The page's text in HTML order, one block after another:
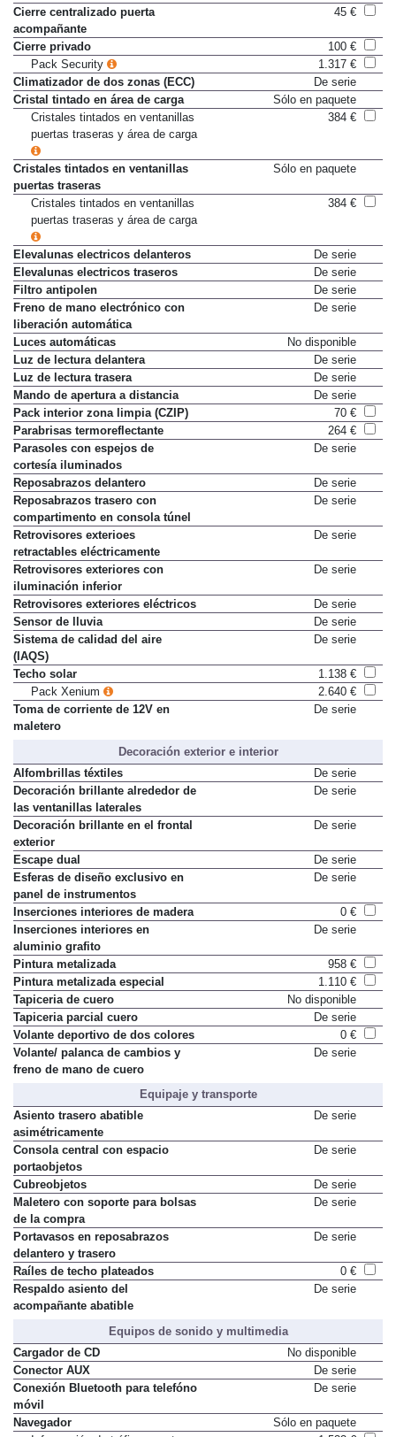
Cierre centralizado puerta
acompañante
45 €
Cierre privado
100 €
Pack Security
1.317 €
Climatizador de dos zonas (ECC)
De serie
Cristal tintado en área de carga
Sólo en paquete
Cristales tintados en ventanillas
puertas traseras y área de carga
384 €
Cristales tintados en ventanillas
puertas traseras
Sólo en paquete
Cristales tintados en ventanillas
puertas traseras y área de carga
384 €
Elevalunas electricos delanteros
De serie
Elevalunas electricos traseros
De serie
Filtro antipolen
De serie
Freno de mano electrónico con
liberación automática
De serie
Luces automáticas
No disponible
Luz de lectura delantera
De serie
Luz de lectura trasera
De serie
Mando de apertura a distancia
De serie
Pack interior zona limpia (CZIP)
70 €
Parabrisas termoreflectante
264 €
Parasoles con espejos de
cortesía iluminados
De serie
Reposabrazos delantero
De serie
Reposabrazos trasero con
compartimento en consola túnel
De serie
Retrovisores exterioes
retractables eléctricamente
De serie
Retrovisores exteriores con
iluminación inferior
De serie
Retrovisores exteriores eléctricos
De serie
Sensor de lluvia
De serie
Sistema de calidad del aire
(IAQS)
De serie
Techo solar
1.138 €
Pack Xenium
2.640 €
Toma de corriente de 12V en
maletero
De serie
Decoración exterior e interior
Alfombrillas téxtiles
De serie
Decoración brillante alrededor de
las ventanillas laterales
De serie
Decoración brillante en el frontal
exterior
De serie
Escape dual
De serie
Esferas de diseño exclusivo en
panel de instrumentos
De serie
Inserciones interiores de madera
0 €
Inserciones interiores en
aluminio grafito
De serie
Pintura metalizada
958 €
Pintura metalizada especial
1.110 €
Tapiceria de cuero
No disponible
Tapiceria parcial cuero
De serie
Volante deportivo de dos colores
0 €
Volante/ palanca de cambios y
freno de mano de cuero
De serie
Equipaje y transporte
Asiento trasero abatible
asimétricamente
De serie
Consola central con espacio
portaobjetos
De serie
Cubreobjetos
De serie
Maletero con soporte para bolsas
de la compra
De serie
Portavasos en reposabrazos
delantero y trasero
De serie
Raíles de techo plateados
0 €
Respaldo asiento del
acompañante abatible
De serie
Equipos de sonido y multimedia
Cargador de CD
No disponible
Conector AUX
De serie
Conexión Bluetooth para telefóno
móvil
De serie
Navegador
Sólo en paquete